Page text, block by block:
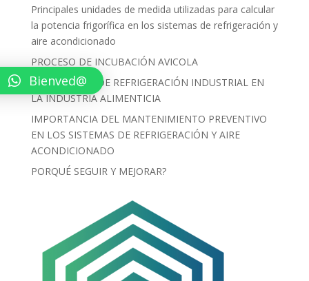
Principales unidades de medida utilizadas para calcular
la potencia frigorífica en los sistemas de refrigeración y
aire acondicionado
PROCESO DE INCUBACIÓN AVICOLA
LOS EQUIPOS DE REFRIGERACIÓN INDUSTRIAL EN
LA INDUSTRIA ALIMENTICIA
IMPORTANCIA DEL MANTENIMIENTO PREVENTIVO
EN LOS SISTEMAS DE REFRIGERACIÓN Y AIRE
ACONDICIONADO
PORQUÉ SEGUIR Y MEJORAR?
Bienved@